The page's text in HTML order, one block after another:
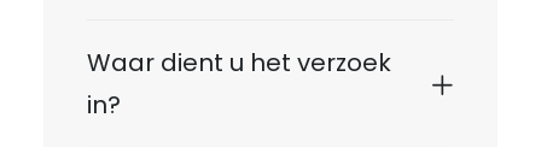
Waar dient u het verzoek
in?